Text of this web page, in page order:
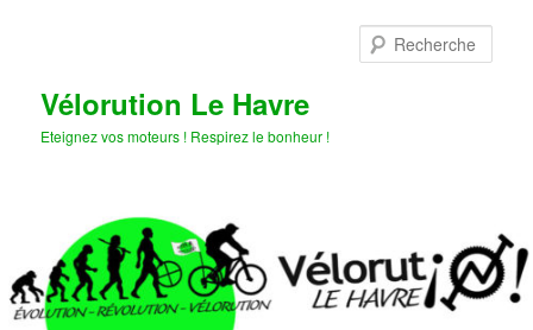
Vélorution Le Havre
Eteignez vos moteurs ! Respirez le bonheur !